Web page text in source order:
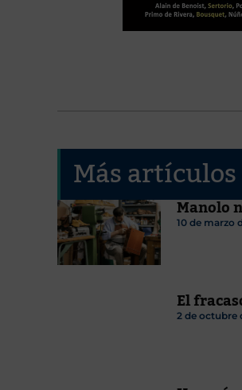
Más
Manolo
10 de marzo
El
2 de octubre